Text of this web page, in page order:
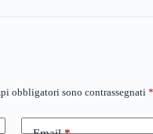
obbligatori sono contrassegnati*